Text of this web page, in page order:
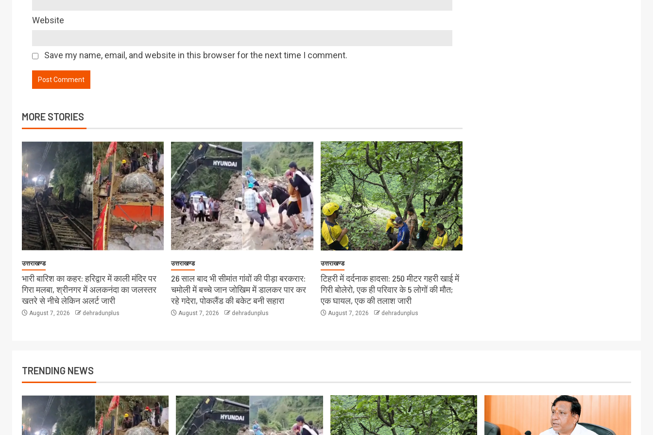
Website
Save my name, email, and website in this browser for the next time I comment.
MORE STORIES
उत्तराखण्ड
भारी बारिश का कहर: हरिद्वार में काली मंदिर पर
गिरा मलबा, श्रीनगर में अलकनंदा का जलस्तर
खतरे से नीचे लेकिन अलर्ट जारी
August 7, 2026 dehradunplus
उत्तराखण्ड
26 साल बाद भी सीमांत गांवों की पीड़ा बरकरार:
चमोली में बच्चे जान जोखिम में डालकर पार कर
रहे गदेरा, पोकलैंड की बकेट बनी सहारा
August 7, 2026 dehradunplus
उत्तराखण्ड
टिहरी में दर्दनाक हादसा: 250 मीटर गहरी खाई में
गिरी बोलेरो, एक ही परिवार के 5 लोगों की मौत;
एक घायल, एक की तलाश जारी
August 7, 2026 dehradunplus
TRENDING NEWS